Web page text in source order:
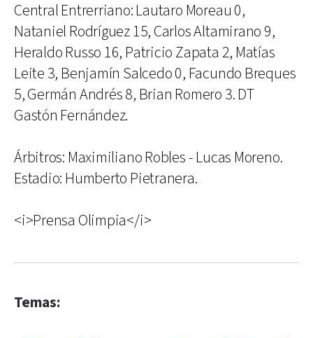
Central Entrerriano: Lautaro Moreau 0,
Nataniel Rodríguez 15, Carlos Altamirano 9,
Heraldo Russo 16, Patricio Zapata 2, Matías
Leite 3, Benjamín Salcedo 0, Facundo Breques
5, Germán Andrés 8, Brian Romero 3. DT
Gastón Fernández.
Árbitros: Maximiliano Robles - Lucas Moreno.
Estadio: Humberto Pietranera.
<i>Prensa Olimpia</i>
Temas: